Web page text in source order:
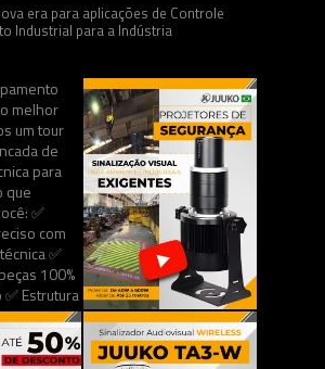
era para aplicações de Controle
Industrial para a Indústria